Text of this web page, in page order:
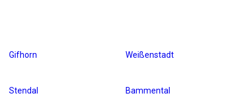
Gifhorn Weißenstadt
Stendal Bammental